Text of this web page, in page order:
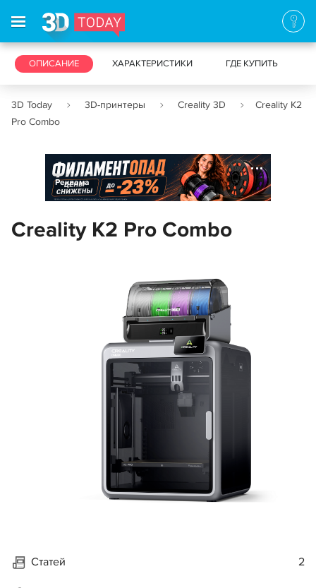
3D-ПРИНТЕРЫ 3D-СКАНЕРЫ
ОПИСАНИЕ ХАРАКТЕРИСТИКИ ГДЕ КУПИТЬ
3D Today 3D-принтеры Creality 3D
Creality K2
Pro Combo
Реклама
Creality K2 Pro Combo
Статей 2